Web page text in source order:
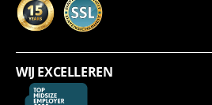
WIJ EXCELLEREN